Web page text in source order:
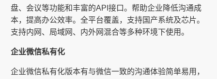
盘、会议等功能和丰富的API接口。帮助企业降低沟通成
本，提高办公效率。全平台覆盖，支持国产系统及芯片。
支持内网、局域网、内外网混合等多种环境下使用。
企业微信私有化
企业微信私有化版本有与微信一致的沟通体验简单易用，